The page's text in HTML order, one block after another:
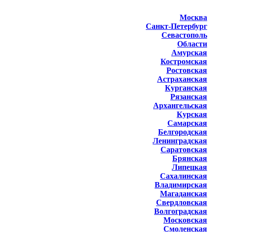
Москва
Санкт-Петербург
Севастополь
Области
Амурская
Костромская
Ростовская
Астраханская
Курганская
Рязанская
Архангельская
Курская
Самарская
Белгородская
Ленинградская
Саратовская
Брянская
Липецкая
Сахалинская
Владимирская
Магаданская
Свердловская
Волгоградская
Московская
Смоленская